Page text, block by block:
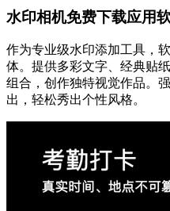
水印相机免费下载应用
作为专业级水印添加工具，
体。提供多彩文字、经典贴
组合，创作独特视觉作品。
出，轻松秀出个性风格。